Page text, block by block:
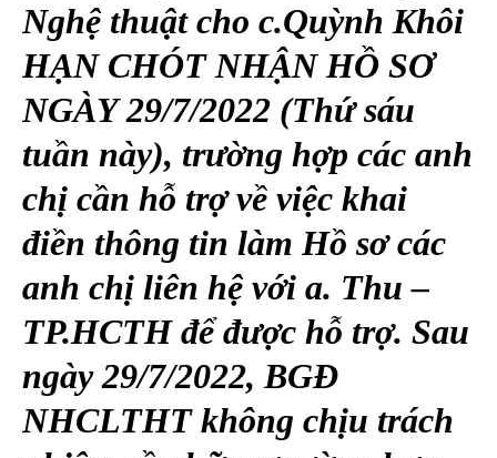
Nghệ thuật cho c.Quỳnh Khôi
HẠN CHÓT NHẬN HỒ SƠ
NGÀY 29/7/2022 (Thứ sáu
tuần này), trường hợp các anh
chị cần hỗ trợ về việc khai
điền thông tin làm Hồ sơ các
anh chị liên hệ với a. Thu –
TP.HCTH để được hỗ trợ. Sau
ngày 29/7/2022, BGĐ
NHCLTHT không chịu trách